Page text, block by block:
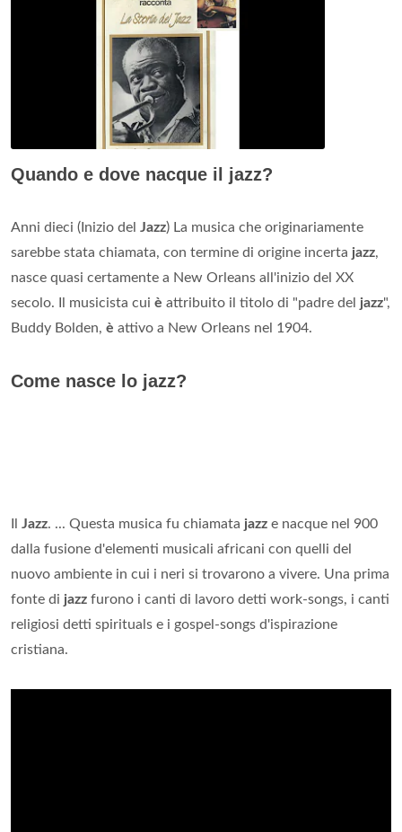
Quando e dove nacque il jazz?
Anni dieci (Inizio del Jazz) La musica che originariamente
sarebbe stata chiamata, con termine di origine incerta jazz,
nasce quasi certamente a New Orleans all'inizio del XX
secolo. Il musicista cui è attribuito il titolo di "padre del jazz",
Buddy Bolden, è attivo a New Orleans nel 1904.
Come nasce lo jazz?
Jazz. ... Questa musica fu chiamata jazz e nacque nel 900
dalla fusione d'elementi musicali africani con quelli del
nuovo ambiente in cui i neri si trovarono a vivere. Una prima
fonte di jazz furono i canti di lavoro detti work-songs, i canti
religiosi detti spirituals e i gospel-songs d'ispirazione
cristiana.